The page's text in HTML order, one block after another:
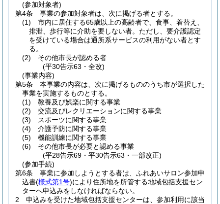
(参加対象者)
第4条
事業の参加対象者は、次に掲げる者とする。
(1)
市内に居住する65歳以上の高齢者で、食事、着替え、
排泄、歩行等に介助を要しない者。 ただし、要介護認定
を受けている場合は通所系サービスの利用がない者とす
る。
(2)
その他市長が認める者
(平30告示63・全改)
(事業内容)
第5条
本事業の内容は、次に掲げるもののうち市が選択した
事業を実施するものとする。
(1)
教養及び娯楽に関する事業
(2)
交流及びレクリエーションに関する事業
(3)
スポーツに関する事業
(4)
介護予防に関する事業
(5)
機能訓練に関する事業
(6)
その他市長が必要と認める事業
(平28告示69・平30告示63・一部改正)
(参加手続)
第6条
事業に参加しようとする者は、ふれあいサロン参加申
込書(様式第1号)により住所地を所管する地域包括支援セン
ターへ申込みをしなければならない。
2
申込みを受けた地域包括支援センターは、参加利用に該当